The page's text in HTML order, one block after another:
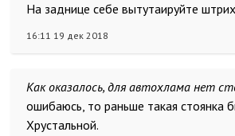
На заднице себе вытутаируйте
16:11 19 дек 2018
Как оказалось, для автохлама нет
ошибаюсь, то раньше такая стоянка
Хрустальной.